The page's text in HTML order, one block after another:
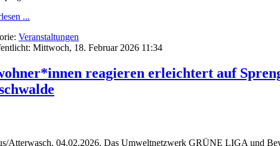
...
Veranstaltungen
Mittwoch, 18. Februar 2026 11:34
reagieren erleichtert auf
Atterwasch, 04.02.2026. Das Umweltnetzwerk GRÜNE LIGA und